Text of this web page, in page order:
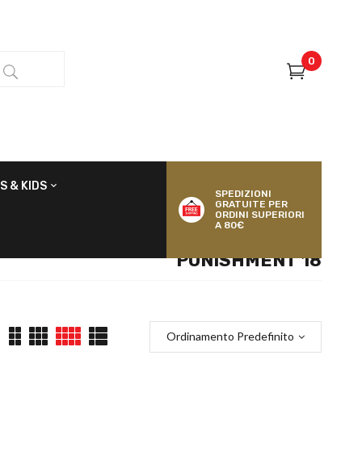
0
& KIDS
SPEDIZIONI
GRATUITE PER
ORDINI SUPERIORI
A 80€
PUNISHMENT 18
Ordinamento Predefinito